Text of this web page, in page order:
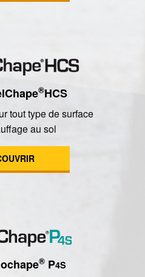
®HCS
tout type de surface
au sol
®P4S